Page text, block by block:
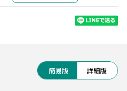
/プラカ ホテル/Plaka Hotel》
わずか5分ほど、
リス、古代アゴラまで1km圏内の場
簡易版 詳細版